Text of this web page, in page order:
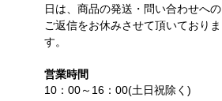
日は、商品の発送・問い合わせへの
ご返信をお休みさせて頂いておりま
す。
営業時間
10：00～16：00(土日祝除く)